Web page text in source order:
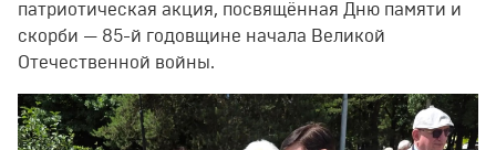
патриотическая акция, посвящённая Дню памяти и
скорби — 85-й годовщине начала Великой
Отечественной войны.